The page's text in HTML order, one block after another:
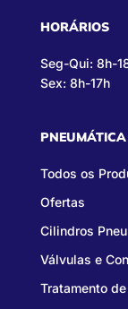
HORÁRIOS
Seg-Qui: 8h-
Sex: 8h-17h
PNEUMÁTICA
Todos os
Ofertas
Cilindros
Válvulas e
Tratamento